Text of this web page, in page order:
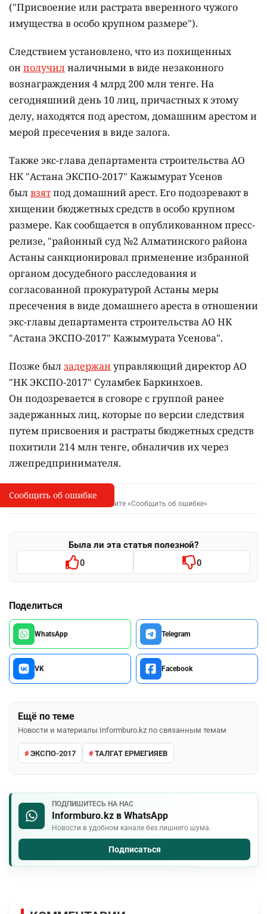
("Присвоение или растрата вверенного чужого
имущества в особо крупном размере").
Следствием установлено, что из похищенных
он получилналичными в виде незаконного
вознаграждения 4 млрд 200 млн тенге. На
сегодняшний день 10 лиц, причастных к этому
делу, находятся под арестом, домашним арестом и
мерой пресечения в виде залога.
Также экс-глава департамента строительства АО
НК "Астана ЭКСПО-2017" Кажымурат Усенов
былвзятпод домашний арест. Его подозревают в
хищении бюджетных средств в особо крупном
размере. Как сообщается в опубликованном пресс-
релизе, "районный суд №2 Алматинского района
Астаны санкционировал применение избранной
органом досудебного расследования и
согласованной прокуратурой Астаны меры
пресечения в виде домашнего ареста в отношении
экс-главы департамента строительства АО НК
"Астана ЭКСПО-2017" Кажымурата Усенова".
Позже былзадержан управляющий директор АО
"НК ЭКСПО-2017" Суламбек Баркинхоев.
Он подозревается в сговоре с группой ранее
задержанных лиц, которые по версии следствия
путем присвоения и растраты бюджетных средств
похитили 214 млн тенге, обналичив их через
лжепредпринимателя.
I
Сообщить об опечатке
Выделите фрагмент и нажмите «Сообщить об ошибке»
Была ли эта статья полезной?
0 0
Поделиться
WhatsApp Telegram
VK Facebook
Ещё по теме
Новости и материалы Informburo.kz по связанным темам
ЭКСПО-2017 ТАЛГАТ ЕРМЕГИЯЕВ
ПОДПИШИТЕСЬ НА НАС
Informburo.kz в WhatsApp
Новости в удобном канале без лишнего шума.
Подписаться
Сообщить об ошибке